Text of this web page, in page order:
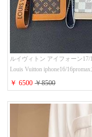
ルイヴィトン アイフォーン
Louis Vuitton iphone16/
iphone15/14/13ケース ビジネス
人 可愛い
￥ 6500￥8500